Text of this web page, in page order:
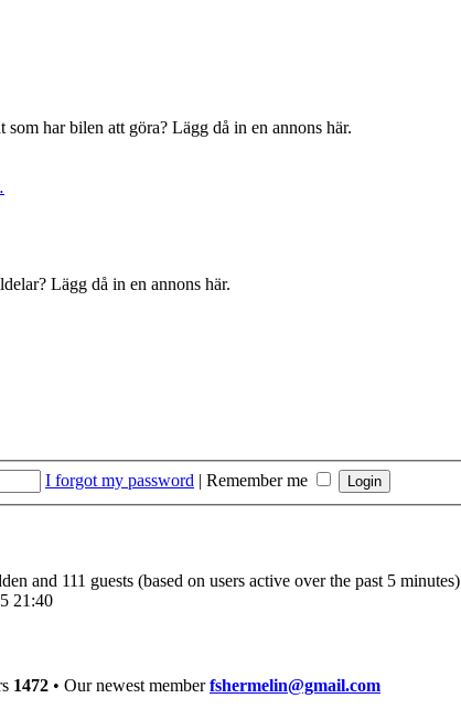
har bilen att göra? Lägg då in en annons här.
Lägg då in en annons här.
I forgot my password | Remember me
and 111 guests (based on users active over the past 5 minutes)
21:40
1472 • Our newest memberfshermelin@gmail.com